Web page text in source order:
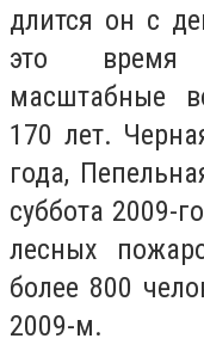
длится он с
это время
масштабные
170 лет.
года,
суббота 2009-
лесных
более 800
2009-м.